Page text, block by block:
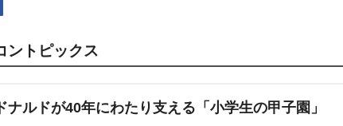
ントピックス
ナルドが40年にわたり支える「小学生の甲子園」